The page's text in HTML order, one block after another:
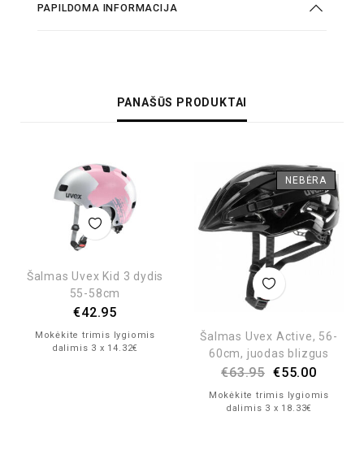
PAPILDOMA INFORMACIJA
PANAŠŪS PRODUKTAI
Šalmas Uvex Kid 3 dydis
55-58cm
€42.95
Mokėkite trimis lygiomis
dalimis 3 x 14.32€
NEBĖRA
Šalmas Uvex Active, 56-
60cm, juodas blizgus
€63.95 €55.00
Mokėkite trimis lygiomis
dalimis 3 x 18.33€